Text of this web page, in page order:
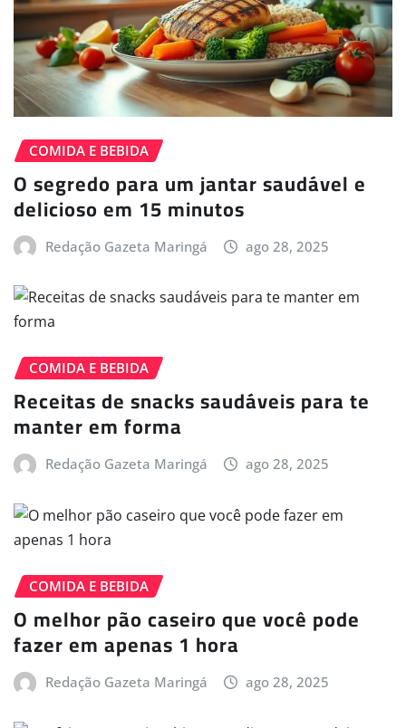
COMIDA E BEBIDA
O segredo para um jantar saudável e
delicioso em 15 minutos
Redação Gazeta Maringá ago 28, 2025
COMIDA E BEBIDA
Receitas de snacks saudáveis para te
manter em forma
Redação Gazeta Maringá ago 28, 2025
COMIDA E BEBIDA
O melhor pão caseiro que você pode
fazer em apenas 1 hora
Redação Gazeta Maringá ago 28, 2025